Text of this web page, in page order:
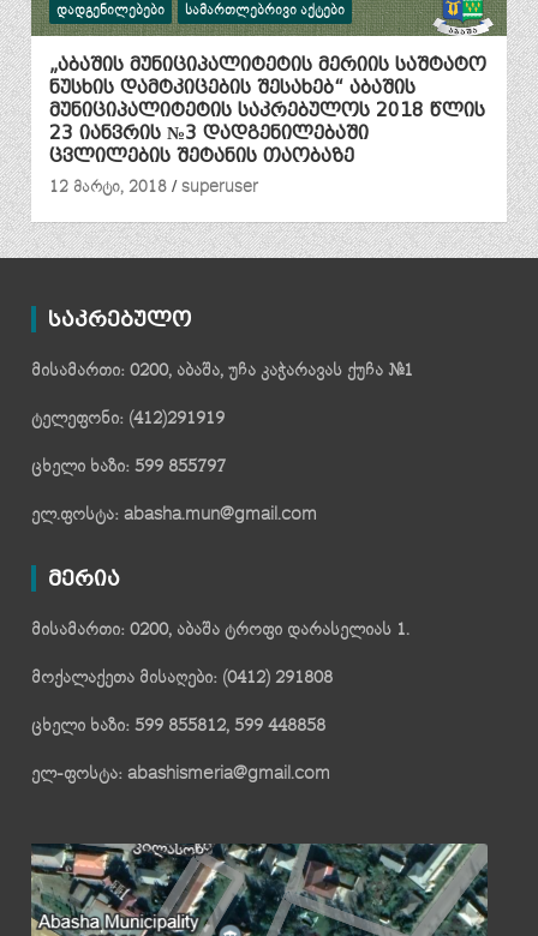
ᲓᲐᲓᲒᲔᲜᲘᲚᲔᲑᲔᲑᲘ ᲡᲐᲛᲐᲠᲗᲚᲔᲑᲠᲘᲕᲘ ᲐᲥᲢᲔᲑᲘ
„აბაშის მუნიციპალიტეტის მერიის საშტატო
ნუსხის დამტკიცების შესახებ“ აბაშის
მუნიციპალიტეტის საკრებულოს 2018 წლის
23 იანვრის №3 დადგენილებაში
ცვლილების შეტანის თაობაზე
12 მარტი, 2018
superuser
საკრებულო
მისამართი: 0200, აბაშა, უჩა კაჭარავას ქუჩა №1
ტელეფონი: (412)291919
ცხელი ხაზი: 599 855797
ელ.ფოსტა: abasha.mun@gmail.com
მერია
მისამართი: 0200, აბაშა ტროფი დარასელიას 1.
მოქალაქეთა მისაღები: (0412) 291808
ცხელი ხაზი: 599 855812, 599 448858
ელ-ფოსტა: abashismeria@gmail.com